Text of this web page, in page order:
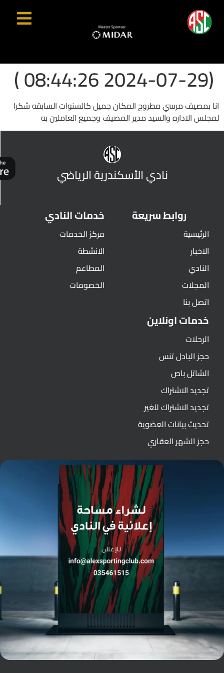
(2024-07-29 08:44:26 )
انا بمصيف مرسي مطروح المكان جميل كالسنوات السابقه شكرا
لمجلس الاداره والسيد مدير المصيف وجميع العاملين به
نادي الأسكندرية الرياضي
روابط سريعة
الرئيسية
الاخبار
النادي
المجلات
اتصل بنا
خدمات النادي
مركز الخدمات
الانشطة
المطاعم
الخصومات
خدمات اونلاين
الرحلات
حجز البادل تنس
الشاتل باص
تجديد الاشتراك
تجديد الاشتراك للغير
تحديث بيانات العضوية
حجز الشهر العقاري